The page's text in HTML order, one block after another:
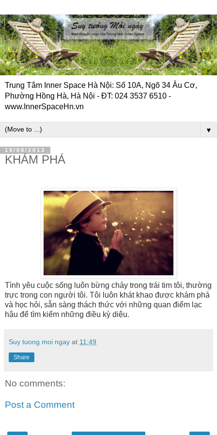
Trung Tâm Inner Space Hà Nội: Số 10A, Ngõ 34 Âu Cơ,
Phường Hồng Hà, Hà Nội - ĐT: 024 3537 6510 -
www.InnerSpaceHn.vn
▼
19/08/2013
KHÁM PHÁ
Tình yêu cuộc sống luôn bừng cháy trong trái tim tôi, thường
trực trong con người tôi. Tôi luôn khát khao được khám phá
và học hỏi, sẵn sàng thách thức với những quan điểm lạc
hậu để tìm kiếm những điều kỳ diệu.
Suy tuong moi ngay at 11:49
Share
No comments:
Post a Comment